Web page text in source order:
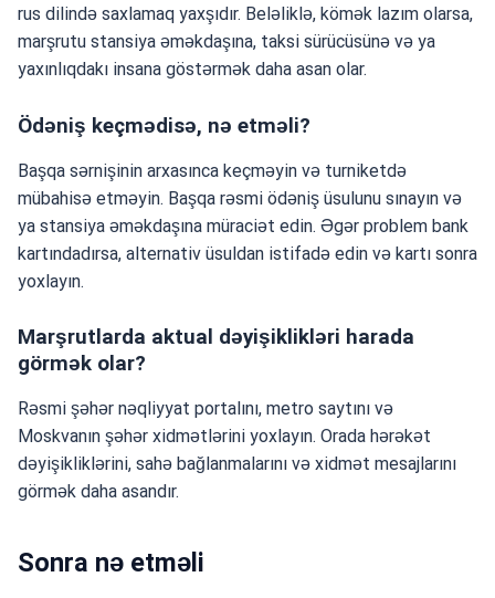
rus dilində saxlamaq yaxşıdır. Beləliklə, kömək lazım olarsa,
marşrutu stansiya əməkdaşına, taksi sürücüsünə və ya
yaxınlıqdakı insana göstərmək daha asan olar.
Ödəniş keçmədisə, nə etməli?
Başqa sərnişinin arxasınca keçməyin və turniketdə
mübahisə etməyin. Başqa rəsmi ödəniş üsulunu sınayın və
ya stansiya əməkdaşına müraciət edin. Əgər problem bank
kartındadırsa, alternativ üsuldan istifadə edin və kartı sonra
yoxlayın.
Marşrutlarda aktual dəyişiklikləri harada
görmək olar?
Rəsmi şəhər nəqliyyat portalını, metro saytını və
Moskvanın şəhər xidmətlərini yoxlayın. Orada hərəkət
dəyişikliklərini, sahə bağlanmalarını və xidmət mesajlarını
görmək daha asandır.
Sonra nə etməli